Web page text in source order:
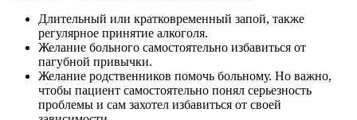
Длительный или кратковременный запой, также
регулярное принятие алкоголя.
Желание больного самостоятельно избавиться от
пагубной привычки.
Желание родственников помочь больному. Но важно,
чтобы пациент самостоятельно понял серьезность
проблемы и сам захотел избавиться от своей